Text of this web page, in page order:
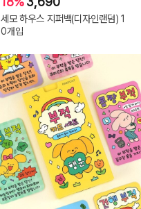
세모 하우스 지퍼백(디자인랜덤) 1
0개입